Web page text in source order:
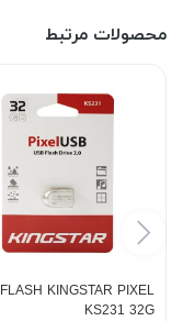
محصولات مرتبط
FLASH KINGSTAR PIXEL
KS231 32G